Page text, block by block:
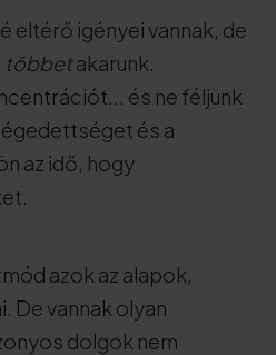
eltérő igényei vannak, de
többetakarunk.
és ne féljünk
és a
az idő, hogy
azok az alapok,
De vannak olyan
dolgok nem